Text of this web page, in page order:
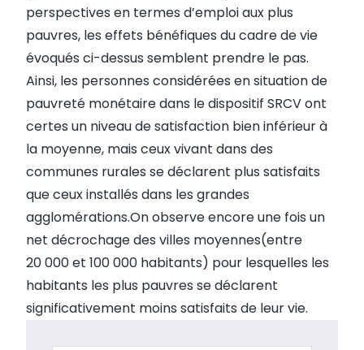
perspectives en termes d’emploi aux plus
pauvres, les effets bénéfiques du cadre de vie
évoqués ci-dessus semblent prendre le pas.
Ainsi, les personnes considérées en situation de
pauvreté monétaire dans le dispositif SRCV ont
certes un niveau de satisfaction bien inférieur à
la moyenne, mais ceux vivant dans des
communes rurales se déclarent plus satisfaits
que ceux installés dans les grandes
agglomérations.On observe encore une fois un
net décrochage des villes moyennes(entre
20 000 et 100 000 habitants) pour lesquelles les
habitants les plus pauvres se déclarent
significativement moins satisfaits de leur vie.